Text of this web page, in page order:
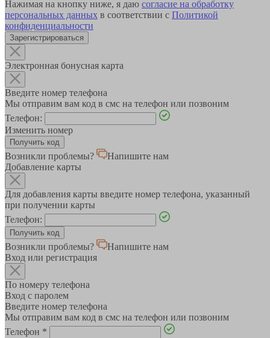
Нажимая на кнопку ниже, я даю согласие на обработку
персональных данных в соответствии с Политикой
конфиденциальности
Зарегистрироваться
Электронная бонусная карта
Введите номер телефона
Мы отправим вам код в смс на телефон или позвоним
Телефон:
Изменить номер
Возникли проблемы?
Напишите нам
Добавление карты
Для добавления карты введите номер телефона, указанный
при получении карты
Телефон:
Возникли проблемы?
Напишите нам
Вход или регистрация
По номеру телефона
Вход с паролем
Введите номер телефона
Мы отправим вам код в смс на телефон или позвоним
Телефон *